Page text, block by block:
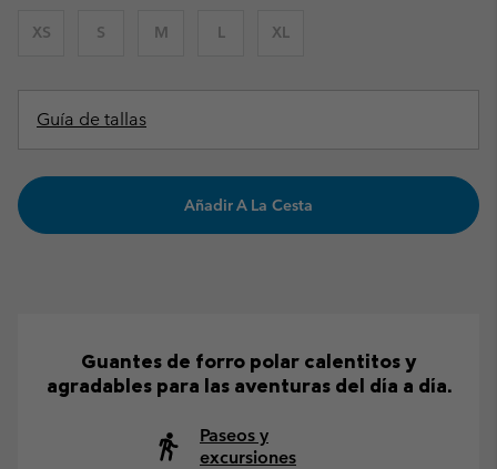
XS S M L XL
Guía de tallas
Añadir A La Cesta
Guantes de forro polar calentitos y
agradables para las aventuras del día a día.
Paseos y
excursiones